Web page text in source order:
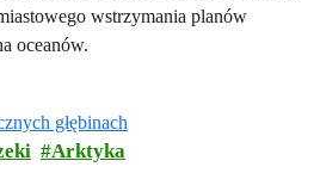
wstrzymania planów
oceanów.
Arktyka